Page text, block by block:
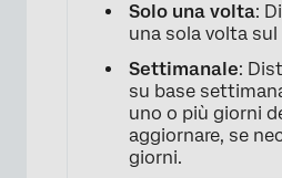
Solo una volta:
una sola volta sul
Settimanale:
su base
uno o più giorni
aggiornare, se
giorni.